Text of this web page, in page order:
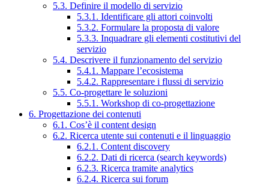
5.3. Definire il modello di servizio
5.3.1. Identificare gli attori coinvolti
5.3.2. Formulare la proposta di valore
5.3.3. Inquadrare gli elementi costitutivi del
servizio
5.4. Descrivere il funzionamento del servizio
5.4.1. Mappare l’ecosistema
5.4.2. Rappresentare i flussi di servizio
5.5. Co-progettare le soluzioni
5.5.1. Workshop di co-progettazione
6. Progettazione dei contenuti
6.1. Cos’è il content design
6.2. Ricerca utente sui contenuti e il linguaggio
6.2.1. Content discovery
6.2.2. Dati di ricerca (search keywords)
6.2.3. Ricerca tramite analytics
6.2.4. Ricerca sui forum